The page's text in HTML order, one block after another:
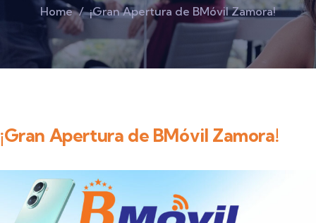
Home ¡Gran Apertura de BMóvil Zamora!
¡Gran Apertura de BMóvil Zamora!